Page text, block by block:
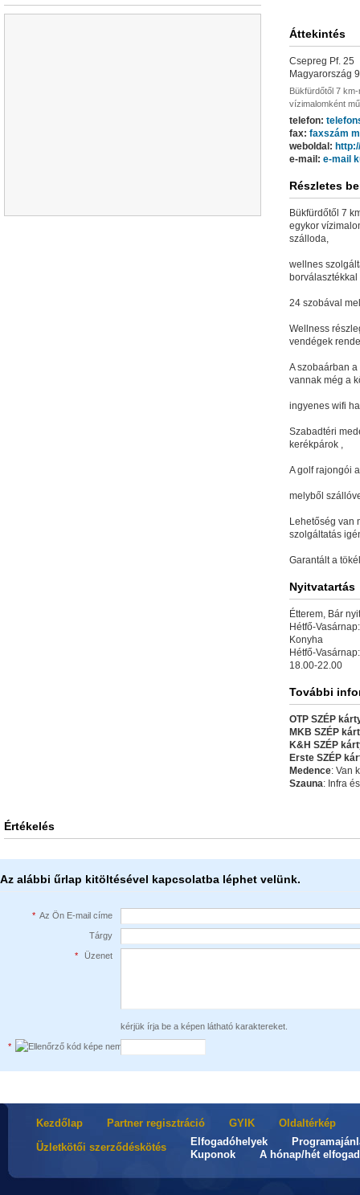
Áttekintés
Csepreg Pf. 25
Magyarország
Bükfürdőtől 7
vízimalomként
telefon:
fax: faxszám
weboldal:
e-mail: e-mail
Részletes
Bükfürdőtől 7
egykor
szálloda,
wellnes
24 szobával
Wellness
vendégek
A szobaárban
vannak még a
ingyenes wifi
Szabadtéri
kerékpárok ,
A golf rajongói
melyből
Lehetőség van
szolgáltatás
Garantált a
Nyitvatartás
Étterem, Bár
Hétfő-
Konyha
Hétfő-
18.00-22.00
További
OTP SZÉP
MKB SZÉP
K&H SZÉP
Erste SZÉP
Medence: Van
Szauna: Infra
Értékelés
Az alábbi űrlap kitöltésével kapcsolatba léphet velünk.
* Az Ön E-mail címe
Tárgy
* Üzenet
kérjük írja be a képen látható karaktereket.
*
Kezdőlap Partner regisztráció GYIK
Oldaltérkép
Üzletkötői szerződéskötés
Elfogadóhelyek
Kuponok
A hónap/hét